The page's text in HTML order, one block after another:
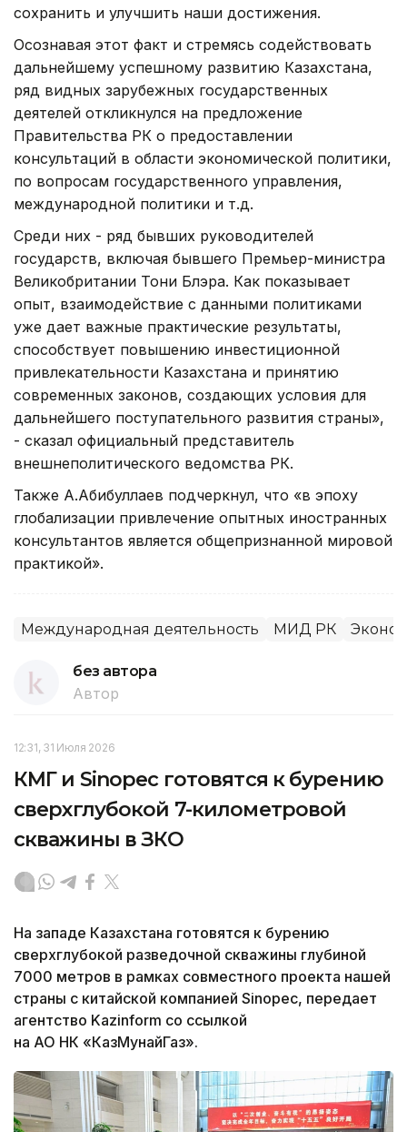
сохранить и улучшить наши достижения.
Осознавая этот факт и стремясь содействовать
дальнейшему успешному развитию Казахстана,
ряд видных зарубежных государственных
деятелей откликнулся на предложение
Правительства РК о предоставлении
консультаций в области экономической политики,
по вопросам государственного управления,
международной политики и т.д.
Среди них - ряд бывших руководителей
государств, включая бывшего Премьер-министра
Великобритании Тони Блэра. Как показывает
опыт, взаимодействие с данными политиками
уже дает важные практические результаты,
способствует повышению инвестиционной
привлекательности Казахстана и принятию
современных законов, создающих условия для
дальнейшего поступательного развития страны»,
- сказал официальный представитель
внешнеполитического ведомства РК.
Также А.Абибуллаев подчеркнул, что «в эпоху
глобализации привлечение опытных иностранных
консультантов является общепризнанной мировой
практикой».
Международная деятельность МИД РК
без автора
Автор
12:31, 31 Июля 2026
КМГ и Sinopec готовятся к бурению
сверхглубокой 7-километровой
скважины в ЗКО
На западе Казахстана готовятся к бурению
сверхглубокой разведочной скважины глубиной
7000 метров в рамках совместного проекта нашей
страны с китайской компанией Sinopec, передает
агентство Kazinform со ссылкой
на АО НК «КазМунайГаз».